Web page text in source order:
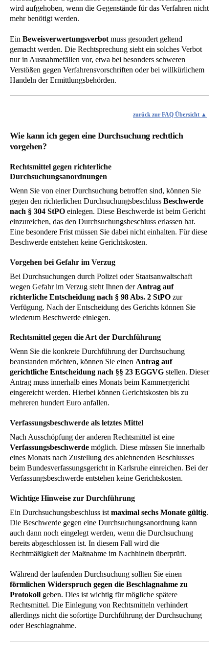
wird aufgehoben, wenn die Gegenstände für das Verfahren nicht
mehr benötigt werden.
Ein Beweisverwertungsverbot muss gesondert geltend
gemacht werden. Die Rechtsprechung sieht ein solches Verbot
nur in Ausnahmefällen vor, etwa bei besonders schweren
Verstößen gegen Verfahrensvorschriften oder bei willkürlichem
Handeln der Ermittlungsbehörden.
zurück zur FAQ Übersicht
Wie kann ich gegen eine Durchsuchung rechtlich
vorgehen?
Rechtsmittel gegen richterliche
Durchsuchungsanordnungen
Wenn Sie von einer Durchsuchung betroffen sind, können Sie
gegen den richterlichen Durchsuchungsbeschluss Beschwerde
nach § 304 StPO einlegen. Diese Beschwerde ist beim Gericht
einzureichen, das den Durchsuchungsbeschluss erlassen hat.
Eine besondere Frist müssen Sie dabei nicht einhalten. Für diese
Beschwerde entstehen keine Gerichtskosten.
Vorgehen bei Gefahr im Verzug
Bei Durchsuchungen durch Polizei oder Staatsanwaltschaft
wegen Gefahr im Verzug steht Ihnen der Antrag auf
richterliche Entscheidung nach § 98 Abs. 2 StPO zur
Verfügung. Nach der Entscheidung des Gerichts können Sie
wiederum Beschwerde einlegen.
Rechtsmittel gegen die Art der Durchführung
Wenn Sie die konkrete Durchführung der Durchsuchung
beanstanden möchten, können Sie einen Antrag auf
gerichtliche Entscheidung nach §§ 23 EGGVG stellen. Dieser
Antrag muss innerhalb eines Monats beim Kammergericht
eingereicht werden. Hierbei können Gerichtskosten bis zu
mehreren hundert Euro anfallen.
Verfassungsbeschwerde als letztes Mittel
Nach Ausschöpfung der anderen Rechtsmittel ist eine
Verfassungsbeschwerde möglich. Diese müssen Sie innerhalb
eines Monats nach Zustellung des ablehnenden Beschlusses
beim Bundesverfassungsgericht in Karlsruhe einreichen. Bei der
Verfassungsbeschwerde entstehen keine Gerichtskosten.
Wichtige Hinweise zur Durchführung
Ein Durchsuchungsbeschluss ist maximal sechs Monate gültig.
Die Beschwerde gegen eine Durchsuchungsanordnung kann
auch dann noch eingelegt werden, wenn die Durchsuchung
bereits abgeschlossen ist. In diesem Fall wird die
Rechtmäßigkeit der Maßnahme im Nachhinein überprüft.
Während der laufenden Durchsuchung sollten Sie einen
förmlichen Widerspruch gegen die Beschlagnahme zu
Protokoll geben. Dies ist wichtig für mögliche spätere
Rechtsmittel. Die Einlegung von Rechtsmitteln verhindert
allerdings nicht die sofortige Durchführung der Durchsuchung
oder Beschlagnahme.